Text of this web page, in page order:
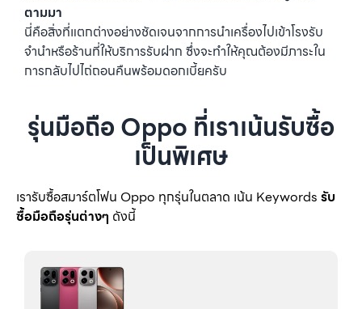
ตามมา
นี่คือสิ่งที่แตกต่างอย่างชัดเจนจากการนำเครื่องไปเข้าโรงรับ
จำนำหรือร้านที่ให้บริการรับฝาก ซึ่งจะทำให้คุณต้องมีภาระใน
การกลับไปไถ่ถอนคืนพร้อมดอกเบี้ยครับ
รุ่นมือถือ Oppo ที่เราเน้นรับซื้อ
เป็นพิเศษ
เรารับซื้อสมาร์ตโฟน Oppo ทุกรุ่นในตลาด เน้น Keywords รับ
ซื้อมือถือรุ่นต่างๆ ดังนี้